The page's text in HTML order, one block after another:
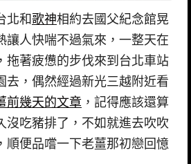
和歌神相約去國父紀念館晃
讓人快喘不過氣來，一整天在
拖著疲憊的步伐來到台北車站
去，偶然經過新光三越附近看
前幾天的文章 ，記得應該還算
沒吃豬排了，不如就進去吹吹
順便品嚐一下老薑那初戀回憶